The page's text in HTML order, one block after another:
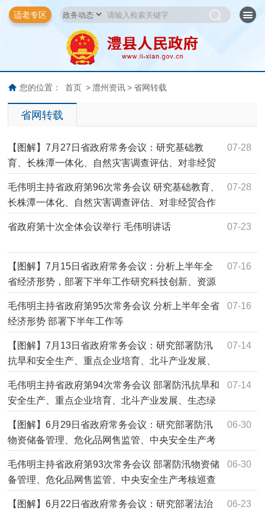
适老专区
您的位置： 首页 > 澧州资讯 > 省网转载
省网转载
07-28
【图解】7月27日省政府常务会议：研究基础教
育、长株潭一体化、自然灾害调查评估、对非经贸
07-28
毛伟明主持省政府第96次常务会议 研究基础教育、
长株潭一体化、自然灾害调查评估、对非经贸合作
07-23
省政府第十次全体会议举行 毛伟明讲话
07-16
【图解】7月15日省政府常务会议：分析上半年全
省经济形势，部署下半年工作研究科技创新、资源
07-16
毛伟明主持省政府第95次常务会议 分析上半年全省
经济形势 部署下半年工作等
07-14
【图解】7月13日省政府常务会议：研究部署防汛
抗旱和安全生产、重点企业培育、北斗产业发展、
07-14
毛伟明主持省政府第94次常务会议 部署防汛抗旱和
安全生产、重点企业培育、北斗产业发展、生态绿
06-30
【图解】6月29日省政府常务会议：研究部署防汛
物资储备管理、危化品网售监管、中央安全生产考
06-30
毛伟明主持省政府第93次常务会议 部署防汛物资储
备管理、危化品网售监管、中央安全生产考核巡查
06-23
【图解】6月22日省政府常务会议：研究部署法治